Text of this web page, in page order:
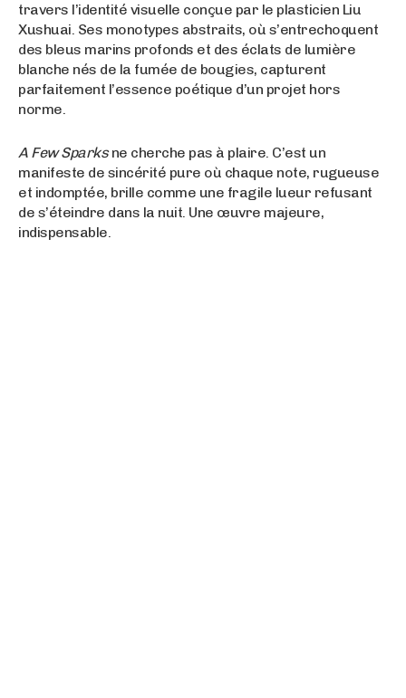
travers l’identité visuelle conçue par le plasticien Liu
Xushuai. Ses monotypes abstraits, où s’entrechoquent
des bleus marins profonds et des éclats de lumière
blanche nés de la fumée de bougies, capturent
parfaitement l’essence poétique d’un projet hors
norme.
A Few Sparksne cherche pas à plaire. C’est un
manifeste de sincérité pure où chaque note, rugueuse
et indomptée, brille comme une fragile lueur refusant
de s’éteindre dans la nuit. Une œuvre majeure,
indispensable.